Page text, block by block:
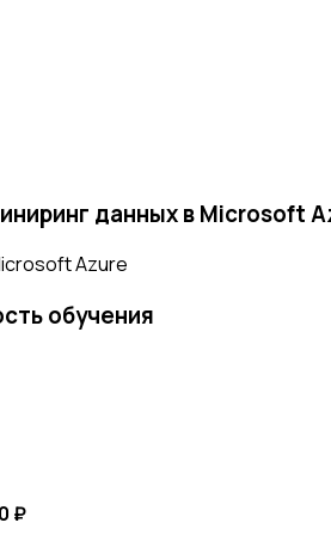
данных в Microsoft
Azure
обучения
₽